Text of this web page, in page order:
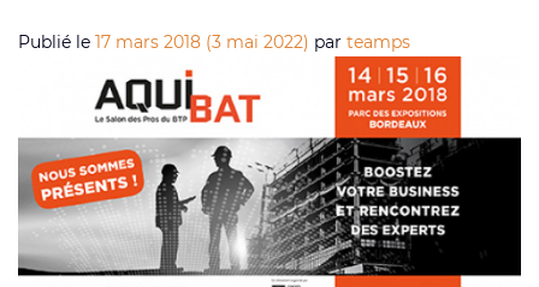
Publié le 17 mars 2018 (3 mai 2022) par teamps